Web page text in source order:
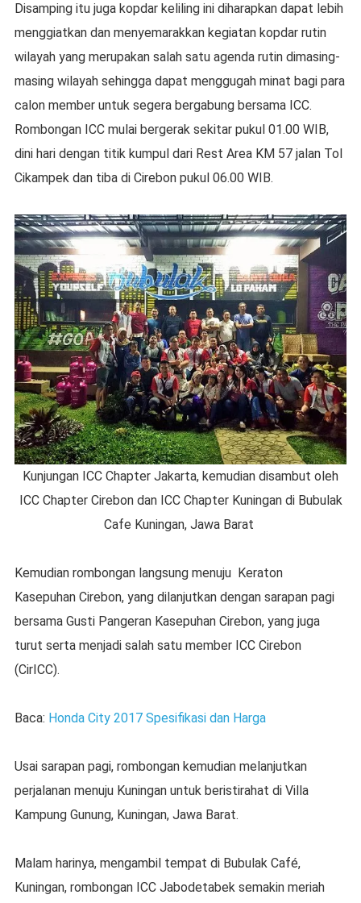
Disamping itu juga kopdar keliling ini diharapkan dapat lebih
menggiatkan dan menyemarakkan kegiatan kopdar rutin
wilayah yang merupakan salah satu agenda rutin dimasing-
masing wilayah sehingga dapat menggugah minat bagi para
calon member untuk segera bergabung bersama ICC.
Rombongan ICC mulai bergerak sekitar pukul 01.00 WIB,
dini hari dengan titik kumpul dari Rest Area KM 57 jalan Tol
Cikampek dan tiba di Cirebon pukul 06.00 WIB.
Kunjungan ICC Chapter Jakarta, kemudian disambut oleh
ICC Chapter Cirebon dan ICC Chapter Kuningan di Bubulak
Cafe Kuningan, Jawa Barat
Kemudian rombongan langsung menuju Keraton
Kasepuhan Cirebon, yang dilanjutkan dengan sarapan pagi
bersama Gusti Pangeran Kasepuhan Cirebon, yang juga
turut serta menjadi salah satu member ICC Cirebon
(CirICC).
Baca: Honda City 2017 Spesifikasi dan Harga
Usai sarapan pagi, rombongan kemudian melanjutkan
perjalanan menuju Kuningan untuk beristirahat di Villa
Kampung Gunung, Kuningan, Jawa Barat.
Malam harinya, mengambil tempat di Bubulak Café,
Kuningan, rombongan ICC Jabodetabek semakin meriah